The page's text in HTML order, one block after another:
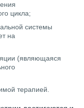
цикла;
системы
на
(являющаяся
терапией.